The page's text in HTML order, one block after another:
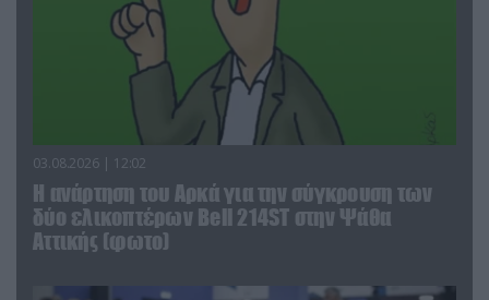
03.08.2026 | 12:02
Η ανάρτηση του Αρκά για την σύγκρουση των
δύο ελικοπτέρων Bell 214ST στην Ψάθα
Αττικής (φωτο)